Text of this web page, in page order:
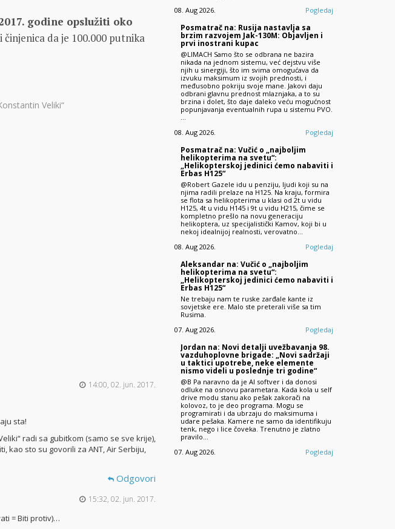
godine opslužiti oko
da je 100.000 putnika
Veliki“
14:00, 02. jun. 2017.
sta!
radi sa gubitkom (samo se sve krije),
kao sto su govorili za ANT, Air Serbiju,
Odgovori
15:32, 02. jun. 2017.
= Biti protiv)…
08. Aug 2026.
Pogledaj
Posmatrač na: Rusija nastavlja sa
brzim razvojem Jak-130M: Objavljen i
prvi inostrani kupac
@LIMACH Samo što se odbrana ne bazira
nikada na jednom sistemu, već dejstvu više
njih u sinergiji, što im svima omogućava da
izvuku maksimum iz svojih prednosti, i
međusobno pokriju svoje mane. Jakovi daju
odbrani glavnu prednost mlaznjaka, a to su
brzina i dolet, što daje daleko veću mogućnost
popunjavanja eventualnih rupa u sistemu PVO.
08. Aug 2026.
Pogledaj
Posmatrač na: Vučić o „najboljim
helikopterima na svetu“:
„Helikopterskoj jedinici ćemo nabaviti i
Erbas H125“
@Robert Gazele idu u penziju, ljudi koji su na
njima radili prelaze na H125. Na kraju, formira
se flota sa helikopterima u klasi od 2t u vidu
H125, 4t u vidu H145 i 9t u vidu H215, čime se
kompletno prešlo na novu generaciju
helikoptera, uz specijalistički Kamov, koji bi u
nekoj idealnijoj realnosti, verovatno…
08. Aug 2026.
Pogledaj
Aleksandar na: Vučić o „najboljim
helikopterima na svetu“:
„Helikopterskoj jedinici ćemo nabaviti i
Erbas H125“
Ne trebaju nam te ruske zarđale kante iz
sovjetske ere. Malo ste preterali više sa tim
Rusima.
07. Aug 2026.
Pogledaj
Jordan na: Novi detalji uvežbavanja 98.
vazduhoplovne brigade: „Novi sadržaji
u taktici upotrebe, neke elemente
nismo videli u poslednje tri godine“
@B Pa naravno da je AI softver i da donosi
odluke na osnovu parametara. Kada kola u self
drive modu stanu ako pešak zakorači na
kolovoz, to je deo programa. Mogu se
programirati i da ubrzaju do maksimuma i
udare pešaka. Kamere ne samo da identifikuju
tenk, nego i lice čoveka. Trenutno je zlatno
pravilo…
07. Aug 2026.
Pogledaj